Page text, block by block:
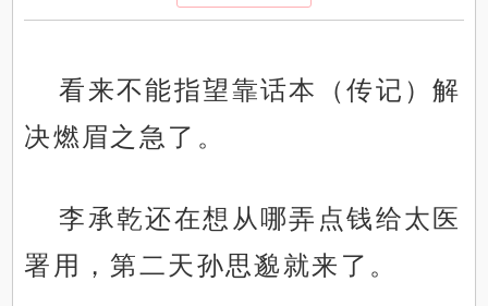
看来不能指望靠话本（传记）解
决燃眉之急了。
李承乾还在想从哪弄点钱给太医
署用，第二天孙思邈就来了。